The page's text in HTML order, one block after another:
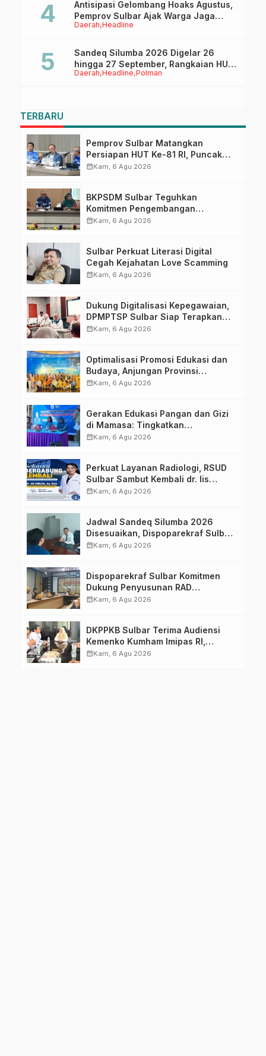
Daerah Headline
Antisipasi Gelombang Hoaks Agustus,
Pemprov Sulbar Ajak Warga Jaga
Ruang Digital
Daerah Headline Polman
Sandeq Silumba 2026 Digelar 26
hingga 27 September, Rangkaian HUT
Sulbar
TERBARU
Pemprov Sulbar Matangkan
Persiapan HUT Ke-81 RI, Puncak
Upacara di Lapangan Ahmad
calendar_monthKam, 6 Agu 2026
BKPSDM Sulbar Teguhkan
Komitmen Pengembangan
Kompetensi ASN melalui
calendar_monthKam, 6 Agu 2026
Sulbar Perkuat Literasi Digital
Cegah Kejahatan Love Scamming
calendar_monthKam, 6 Agu 2026
Dukung Digitalisasi Kepegawaian,
DPMPTSP Sulbar Siap Terapkan
Aplikasi FLEKSI ASN
calendar_monthKam, 6 Agu 2026
Optimalisasi Promosi Edukasi dan
Budaya, Anjungan Provinsi
Sulawesi Barat Perkuat Kolaborasi
calendar_monthKam, 6 Agu 2026
Gerakan Edukasi Pangan dan Gizi
di Mamasa: Tingkatkan
Pengetahuan dan Keterampilan
calendar_monthKam, 6 Agu 2026
Perkuat Layanan Radiologi, RSUD
Sulbar Sambut Kembali dr. Iis
Imelda, Sp.Rad
calendar_monthKam, 6 Agu 2026
Jadwal Sandeq Silumba 2026
Disesuaikan, Dispoparekraf Sulbar
Pastikan Persiapan Tetap
calendar_monthKam, 6 Agu 2026
Dispoparekraf Sulbar Komitmen
Dukung Penyusunan RAD
TPB/SDGs Sulawesi Barat
calendar_monthKam, 6 Agu 2026
DKPPKB Sulbar Terima Audiensi
Kemenko Kumham Imipas RI,
Perkuat Pelayanan Kesehatan bagi
calendar_monthKam, 6 Agu 2026